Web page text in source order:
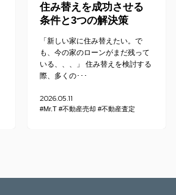
住み替えを成功させる
条件と3つの解決策
「新しい家に住み替えたい。で
も、今の家のローンがまだ残って
いる、、、」 住み替えを検討する
際、多くの･･･
2026.05.11
#Mr.T #不動産売却 #不動産査定